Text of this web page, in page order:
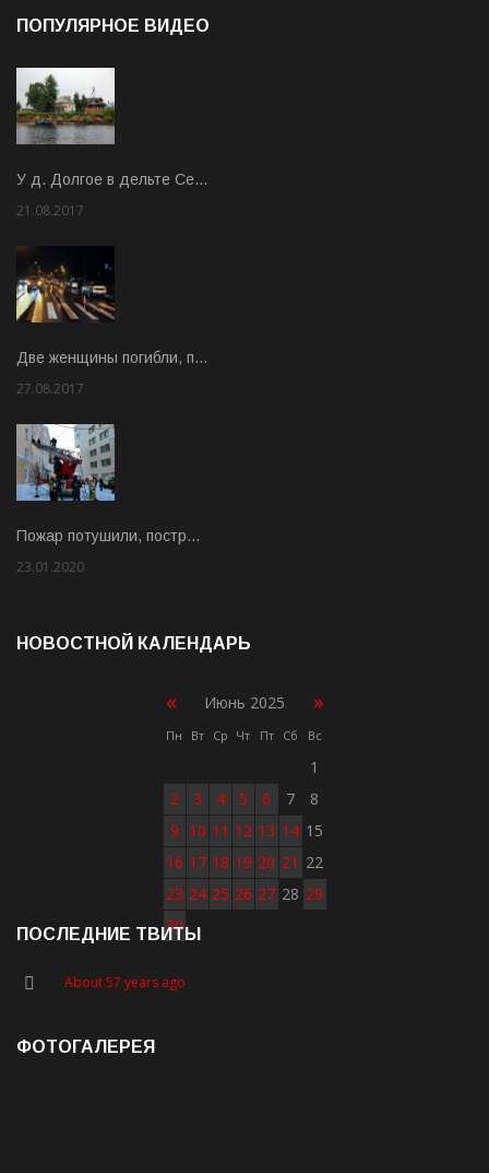
ПОПУЛЯРНОЕ ВИДЕО
У д. Долгое в дельте Се…
21.08.2017
Две женщины погибли, п…
27.08.2017
Пожар потушили, постр…
23.01.2020
НОВОСТНОЙ КАЛЕНДАРЬ
« Июнь 2025 »
Пн Вт Ср Чт Пт Сб Вс
1
2
3 4 5 6 7
8
9 10 11 12 13 14 15
16 17 18 19 20 21 22
23 24 25 26 27 28 29
30
ПОСЛЕДНИЕ ТВИТЫ
About 57 years ago
ФОТОГАЛЕРЕЯ